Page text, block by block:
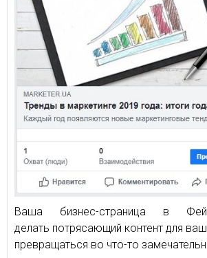
Ваша бизнес-страница в
делать потрясающий контент для
превращаться во что-то